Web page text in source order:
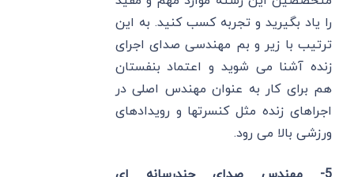
را یاد بگیرید و تجربه کسب کنید. به این
ترتیب با زیر و بم مهندسی صدای اجرای
زنده آشنا می شوید و اعتماد بنفستان
هم برای کار به عنوان مهندس اصلی در
اجراهای زنده مثل کنسرتها و رویدادهای
ورزشی بالا می رود.